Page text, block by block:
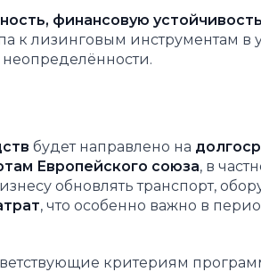
финансовую
к лизинговым инструментам в
будет направлено на
Европейского союза, в
обновлять транспорт,
, что особенно важно в
критериям